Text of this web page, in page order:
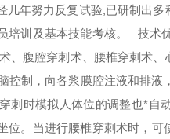
年努力反复试验,已研制出
培训及基本技能考核。
技术
、腹腔穿刺术、腰椎穿刺术
控制，向各浆膜腔注液和排
刺时模拟人体位的调整也*
。当进行腰椎穿刺术时，